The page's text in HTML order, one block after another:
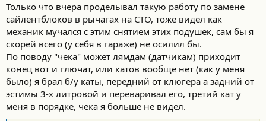
Только что вчера проделывал такую работу по замене
сайлентблоков в рычагах на СТО, тоже видел как
механик мучался с этим снятием этих подушек, сам бы я
скорей всего (у себя в гараже) не осилил бы.
По поводу "чека" может лямдам (датчикам) приходит
конец вот и глючат, или катов вообще нет (как у меня
было) я брал б/у каты, передний от клюгера а задний от
эстимы 3-х литровой и переваривал его, третий кат у
меня в порядке, чека я больше не видел.